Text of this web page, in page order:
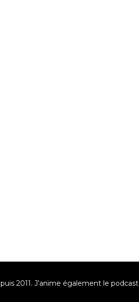
2011. J’anime également le podcast